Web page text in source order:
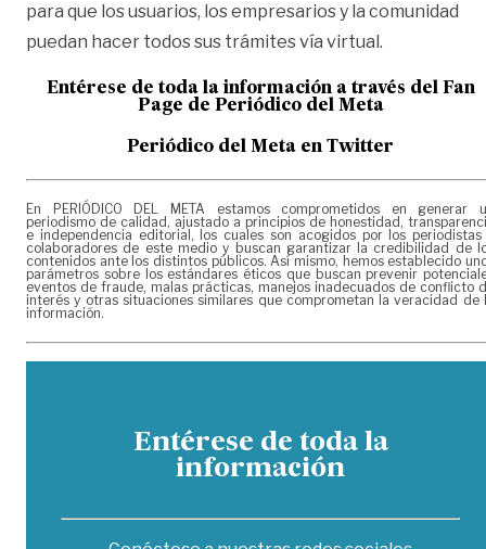
para que los usuarios, los empresarios y la comunidad
puedan hacer todos sus trámites vía virtual.
Entérese de toda la información a través del Fan
Page de Periódico del Meta
Periódico del Meta en Twitter
En PERIÓDICO DEL META estamos comprometidos en generar
periodismo de calidad, ajustado a principios de honestidad,
e independencia editorial, los cuales son acogidos por los periodistas
colaboradores de este medio y buscan garantizar la credibilidad de
contenidos ante los distintos públicos. Así mismo, hemos establecido
parámetros sobre los estándares éticos que buscan prevenir
eventos de fraude, malas prácticas, manejos inadecuados de conflicto
interés y otras situaciones similares que comprometan la veracidad de
información.
Entérese de toda la
información